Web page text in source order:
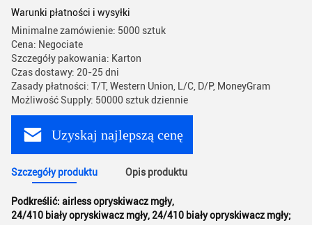
Warunki płatności i wysyłki
Minimalne zamówienie: 5000 sztuk
Cena: Negociate
Szczegóły pakowania: Karton
Czas dostawy: 20-25 dni
Zasady płatności: T/T, Western Union, L/C, D/P, MoneyGram
Możliwość Supply: 50000 sztuk dziennie
Uzyskaj najlepszą cenę
Szczegóły produktu Opis produktu
Podkreślić: airless opryskiwacz mgły,
24/410 biały opryskiwacz mgły, 24/410 biały opryskiwacz mgły;